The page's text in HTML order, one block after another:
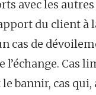
avec les
du client
cas de
Cas
bannir, cas